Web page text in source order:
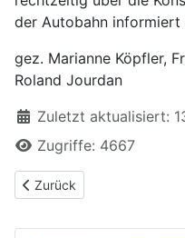
der Autobahn informiert
gez. Marianne Köpfler,
Roland Jourdan
Zuletzt aktualisiert:
Zugriffe: 4667
Vorheriger Beitrag:
Zurück